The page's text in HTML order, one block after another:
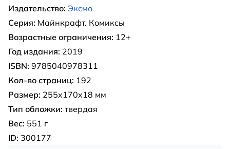
Издательство: Эксмо
Серия: Майнкрафт. Комиксы
Возрастные ограничения: 12+
Год издания: 2019
ISBN: 9785040978311
Кол-во страниц: 192
Размер: 255x170x18 мм
Тип обложки: твердая
Вес: 551 г
ID: 300177